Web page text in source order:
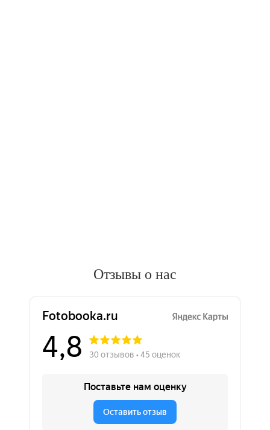
Отзывы о нас